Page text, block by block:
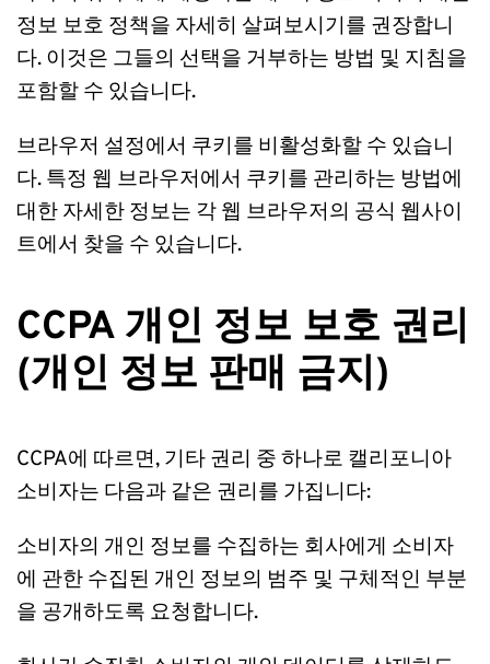
정보 보호 정책을 자세히 살펴보시기를 권장합니
다. 이것은 그들의 선택을 거부하는 방법 및 지침을
포함할 수 있습니다.
브라우저 설정에서 쿠키를 비활성화할 수 있습니
다. 특정 웹 브라우저에서 쿠키를 관리하는 방법에
대한 자세한 정보는 각 웹 브라우저의 공식 웹사이
트에서 찾을 수 있습니다.
CCPA 개인 정보 보호 권리
(개인 정보 판매 금지)
CCPA에 따르면, 기타 권리 중 하나로 캘리포니아
소비자는 다음과 같은 권리를 가집니다:
소비자의 개인 정보를 수집하는 회사에게 소비자
에 관한 수집된 개인 정보의 범주 및 구체적인 부분
을 공개하도록 요청합니다.